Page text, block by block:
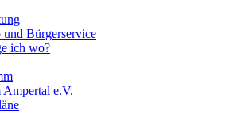
Bürgerservice
ich wo?
e.V.